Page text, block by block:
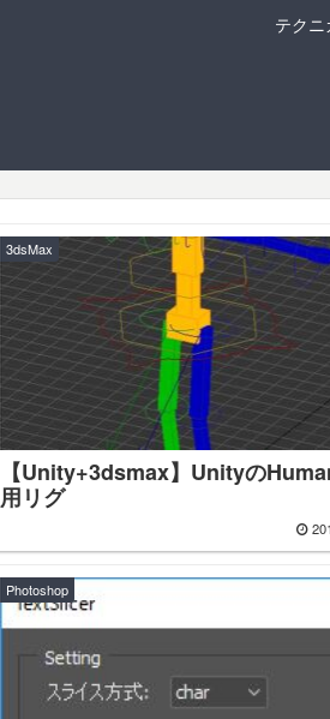
テク
3dsMax
【Unity+3dsmax】Unityの
用リグ
Photoshop